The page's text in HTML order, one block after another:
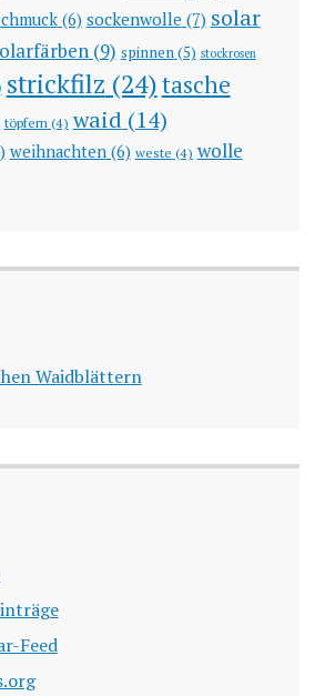
(6) sockenwolle(7) solar
(9) spinnen(5) stockrosen
strickfilz (24)tasche
töpfern (4) waid (14)
weihnachten(6) weste (4) wolle
Waidblättern
Feed